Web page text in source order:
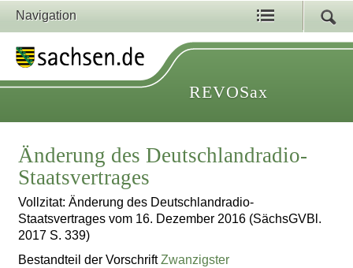
Navigation
REVOSax
Änderung des Deutschlandradio-
Staatsvertrages
Vollzitat: Änderung des Deutschlandradio-
Staatsvertrages vom 16. Dezember 2016 (SächsGVBl.
2017 S. 339)
Bestandteil der VorschriftZwanzigster